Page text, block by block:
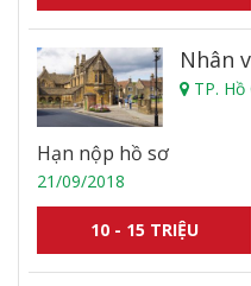
Nhân
TP. Hồ
Hạn nộp hồ sơ
21/09/2018
10 - 15 TRIỆU